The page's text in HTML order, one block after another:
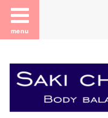
menu